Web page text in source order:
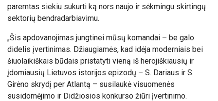
paremtas siekiu sukurti ką nors naujo ir sėkmingu skirtingų
sektorių bendradarbiavimu.
„Šis apdovanojimas jungtinei mūsų komandai – be galo
didelis įvertinimas. Džiaugiamės, kad idėja moderniais bei
šiuolaikiškais būdais pristatyti vieną iš herojiškiausių ir
įdomiausių Lietuvos istorijos epizodų – S. Dariaus ir S.
Girėno skrydį per Atlantą – susilaukė visuomenės
susidomėjimo ir Didžiosios konkurso žiūri įvertinimo.